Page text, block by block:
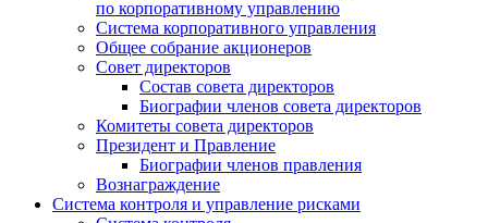
по корпоративному управлению
Система корпоративного управления
Общее собрание акционеров
Совет директоров
Состав совета директоров
Биографии членов совета директоров
Комитеты совета директоров
Президент и Правление
Биографии членов правления
Вознаграждение
Система контроля и управление рисками